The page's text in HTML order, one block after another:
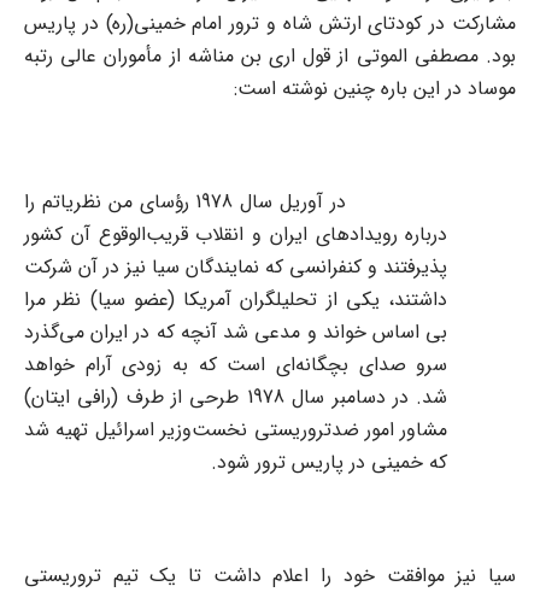
مشارکت در کودتای ارتش شاه و ترور امام‌ خمینی(ره) در پاریس
بود. مصطفی الموتی از قول اری بن مناشه از مأموران عالی رتبه
موساد در این باره چنین نوشته است:
در آوریل سال 1978 رؤسای من نظریاتم را
درباره رویدادهای ایران و انقلاب قریب‌الوقوع آن کشور
پذیرفتند و کنفرانسی که نمایندگان سیا نیز در آن شرکت
داشتند، یکی از تحلیلگران آمریکا (عضو سیا) نظر مرا
بی اساس خواند و مدعی شد آنچه که در ایران می‌گذرد
سرو صدای بچگانه‌ای است که به زودی آرام خواهد
شد. در دسامبر سال 1978 طرحی از طرف (رافی ایتان)
مشاور امور ضدتروریستی نخست‌وزیر اسرائیل تهیه شد
که خمینی در پاریس ترور شود.
سیا نیز موافقت خود را اعلام داشت تا یک تیم تروریستی